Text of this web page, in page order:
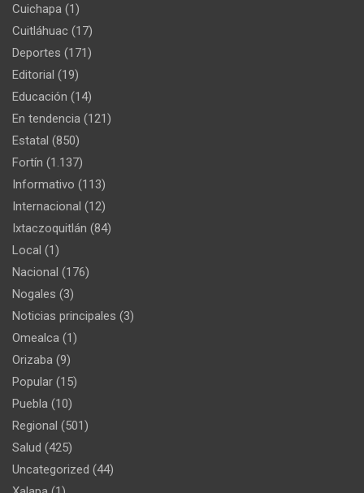
Cuichapa (1)
Cuitláhuac (17)
Deportes (171)
Editorial (19)
Educación (14)
En tendencia (121)
Estatal (850)
Fortín (1.137)
Informativo (113)
Internacional (12)
Ixtaczoquitlán (84)
Local (1)
Nacional (176)
Nogales (3)
Noticias principales (3)
Omealca (1)
Orizaba (9)
Popular (15)
Puebla (10)
Regional (501)
Salud (425)
Uncategorized (44)